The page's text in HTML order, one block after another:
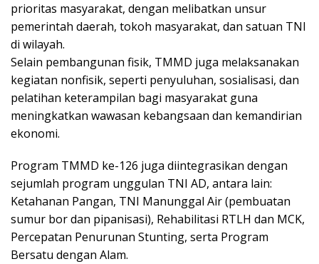
prioritas masyarakat, dengan melibatkan unsur
pemerintah daerah, tokoh masyarakat, dan satuan TNI
di wilayah.
Selain pembangunan fisik, TMMD juga melaksanakan
kegiatan nonfisik, seperti penyuluhan, sosialisasi, dan
pelatihan keterampilan bagi masyarakat guna
meningkatkan wawasan kebangsaan dan kemandirian
ekonomi.
Program TMMD ke-126 juga diintegrasikan dengan
sejumlah program unggulan TNI AD, antara lain:
Ketahanan Pangan, TNI Manunggal Air (pembuatan
sumur bor dan pipanisasi), Rehabilitasi RTLH dan MCK,
Percepatan Penurunan Stunting, serta Program
Bersatu dengan Alam.